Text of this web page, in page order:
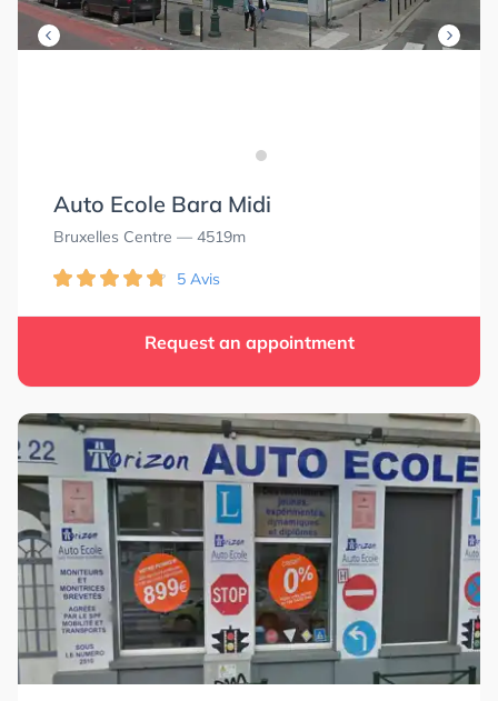
Auto Ecole Bara Midi
Bruxelles Centre — 4519m
5 Avis
Request an appointment